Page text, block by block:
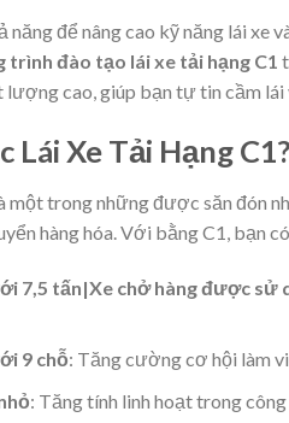
để nâng cao kỹ năng lái xe
trình đào tạo lái xe tải hạng C1
lượng cao, giúp bạn tự tin cầm
Lái Xe Tải Hạng C1?
một trong những được săn đón
hàng hóa. Với bằng C1, bạn
7,5 tấn|Xe chở hàng được sử
9 chỗ: Tăng cường cơ hội làm
: Tăng tính linh hoạt trong công